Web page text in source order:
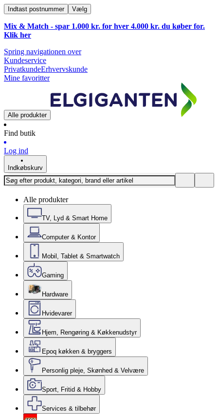
Indtast postnummer Vælg
Mix & Match - spar 1.000 kr. for hver 4.000 kr. du køber for.
Klik her
Spring navigationen over
Kundeservice
PrivatkundeErhvervskunde
Mine favoritter
Alle produkter
Find butik
Log ind
Indkøbskurv
Alle produkter
TV, Lyd & Smart Home
Computer & Kontor
Mobil, Tablet & Smartwatch
Gaming
Hardware
Hvidevarer
Hjem, Rengøring & Køkkenudstyr
Epoq køkken & bryggers
Personlig pleje, Skønhed & Velvære
Sport, Fritid & Hobby
Services & tilbehør